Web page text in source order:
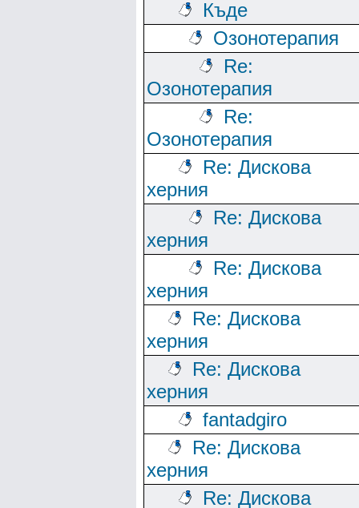
Къде
Озонотерапия
Re:
Озонотерапия
Re:
Озонотерапия
Re: Дискова
херния
Re: Дискова
херния
Re: Дискова
херния
Re: Дискова
херния
Re: Дискова
херния
fantadgiro
Re: Дискова
херния
Re: Дискова